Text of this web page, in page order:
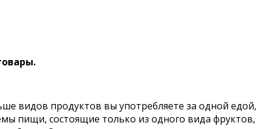
видов продуктов вы употребляете за одной едой,
пищи, состоящие только из одного вида фруктов,